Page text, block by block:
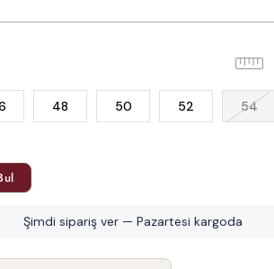
48 50 52 54
Şimdi sipariş ver — Pazartesi kargoda